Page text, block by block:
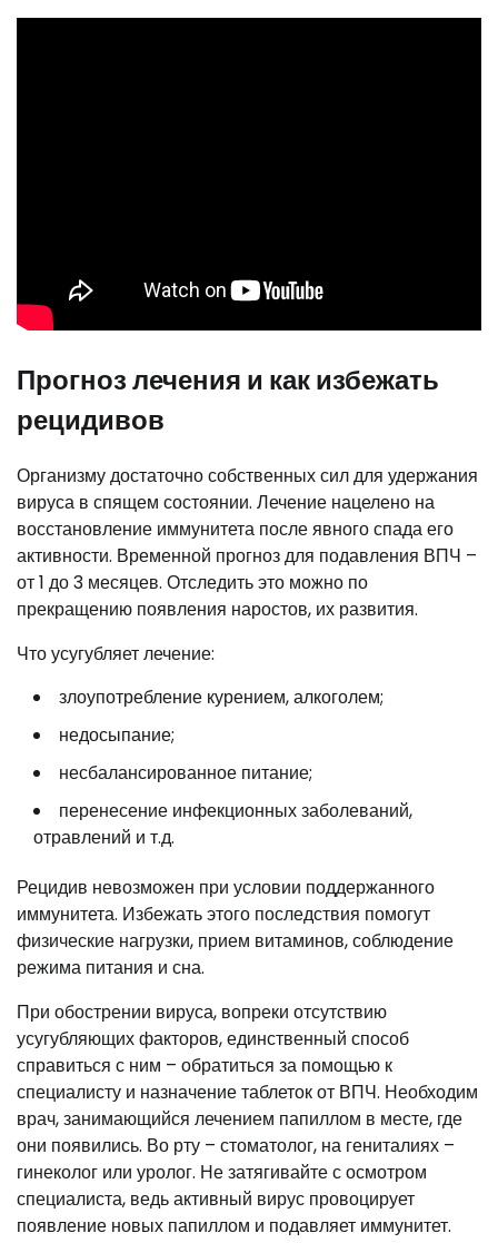
Прогноз лечения и как избежать
рецидивов
Организму достаточно собственных сил для удержания
вируса в спящем состоянии. Лечение нацелено на
восстановление иммунитета после явного спада его
активности. Временной прогноз для подавления ВПЧ –
от 1 до 3 месяцев. Отследить это можно по
прекращению появления наростов, их развития.
Что усугубляет лечение:
злоупотребление курением, алкоголем;
недосыпание;
несбалансированное питание;
перенесение инфекционных заболеваний,
отравлений и т.д.
Рецидив невозможен при условии поддержанного
иммунитета. Избежать этого последствия помогут
физические нагрузки, прием витаминов, соблюдение
режима питания и сна.
При обострении вируса, вопреки отсутствию
усугубляющих факторов, единственный способ
справиться с ним – обратиться за помощью к
специалисту и назначение таблеток от ВПЧ. Необходим
врач, занимающийся лечением папиллом в месте, где
они появились. Во рту – стоматолог, на гениталиях –
гинеколог или уролог. Не затягивайте с осмотром
специалиста, ведь активный вирус провоцирует
появление новых папиллом и подавляет иммунитет.